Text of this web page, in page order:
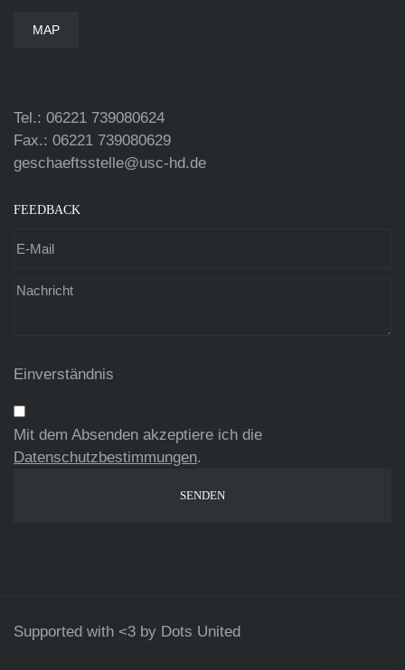
MAP
Tel.: 06221 739080624
Fax.: 06221 739080629
geschaeftsstelle@usc-hd.de
FEEDBACK
Einverständnis
Mit dem Absenden akzeptiere ich die
Datenschutzbestimmungen.
Supported with <3 by Dots United